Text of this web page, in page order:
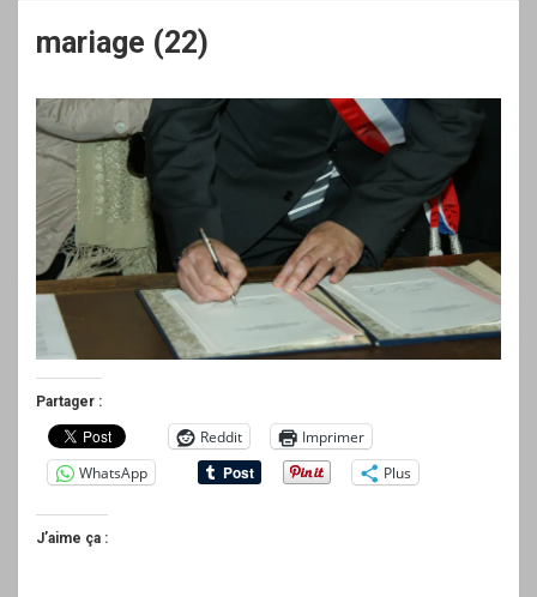
mariage (22)
Partager :
Reddit
Imprimer
WhatsApp
Plus
J’aime ça :